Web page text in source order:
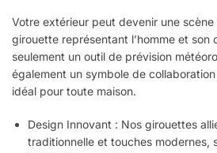
Votre extérieur peut devenir une
girouette représentant l’homme et son
seulement un outil de prévision
également un symbole de
idéal pour toute maison.
Design Innovant : Nos girouettes
traditionnelle et touches modernes,